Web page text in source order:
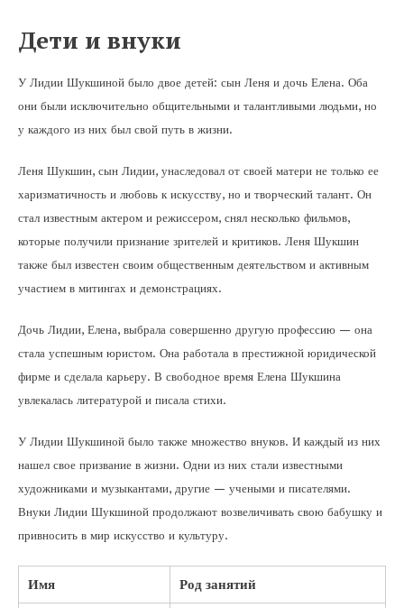
Дети и внуки
У Лидии Шукшиной было двое детей: сын Леня и дочь Елена. Оба
они были исключительно общительными и талантливыми людьми, но
у каждого из них был свой путь в жизни.
Леня Шукшин, сын Лидии, унаследовал от своей матери не только ее
харизматичность и любовь к искусству, но и творческий талант. Он
стал известным актером и режиссером, снял несколько фильмов,
которые получили признание зрителей и критиков. Леня Шукшин
также был известен своим общественным деятельством и активным
участием в митингах и демонстрациях.
Дочь Лидии, Елена, выбрала совершенно другую профессию — она
стала успешным юристом. Она работала в престижной юридической
фирме и сделала карьеру. В свободное время Елена Шукшина
увлекалась литературой и писала стихи.
У Лидии Шукшиной было также множество внуков. И каждый из них
нашел свое призвание в жизни. Одни из них стали известными
художниками и музыкантами, другие — учеными и писателями.
Внуки Лидии Шукшиной продолжают возвеличивать свою бабушку и
привносить в мир искусство и культуру.
Имя Род занятий